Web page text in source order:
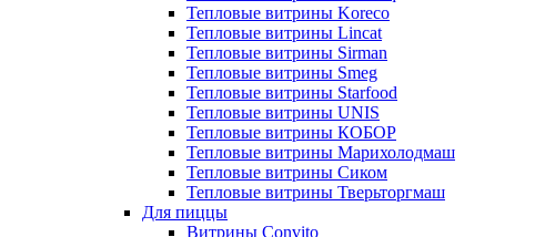
Тепловые витрины Koreco
Тепловые витрины Lincat
Тепловые витрины Sirman
Тепловые витрины Smeg
Тепловые витрины Starfood
Тепловые витрины UNIS
Тепловые витрины КОБОР
Тепловые витрины Марихолодмаш
Тепловые витрины Сиком
Тепловые витрины Тверьторгмаш
Для пиццы
Витрины Convito